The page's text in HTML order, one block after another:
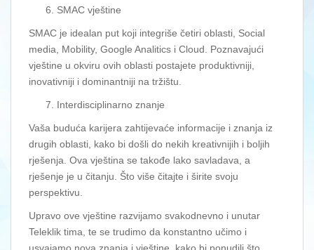
SMAC vještine
SMAC je idealan put koji integriše četiri oblasti, Social
media, Mobility, Google Analitics i Cloud. Poznavajući
vještine u okviru ovih oblasti postajete produktivniji,
inovativniji i dominantniji na tržištu.
Interdisciplinarno znanje
Vaša buduća karijera zahtijevaće informacije i znanja iz
drugih oblasti, kako bi došli do nekih kreativnijih i boljih
rješenja. Ova vještina se takođe lako savladava, a
rješenje je u čitanju. Što više čitajte i širite svoju
perspektivu.
Upravo ove vještine razvijamo svakodnevno i unutar
Teleklik tima, te se trudimo da konstantno učimo i
usvajamo nova znanja i vještine, kako bi ponudili što